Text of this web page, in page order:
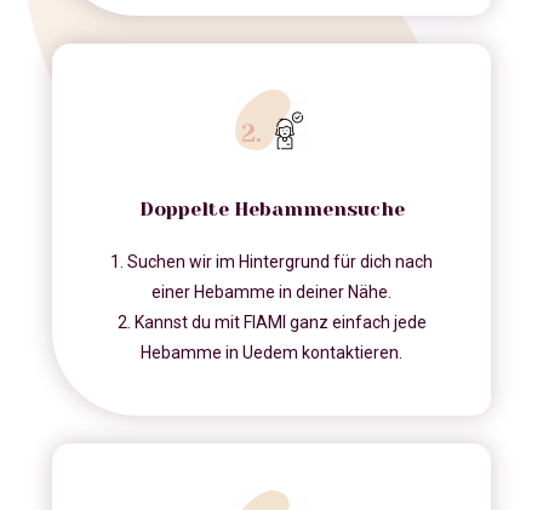
Doppelte Hebammensuche
1. Suchen wir im Hintergrund für dich nach
einer Hebamme in deiner Nähe.
2. Kannst du mit FIAMI ganz einfach jede
Hebamme in Uedem kontaktieren.